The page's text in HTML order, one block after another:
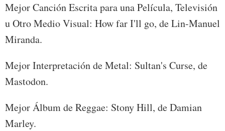
Mejor Canción Escrita para una Película, Televisión
u Otro Medio Visual: How far I'll go, de Lin-Manuel
Miranda.
Mejor Interpretación de Metal: Sultan's Curse, de
Mastodon.
Mejor Álbum de Reggae: Stony Hill, de Damian
Marley.